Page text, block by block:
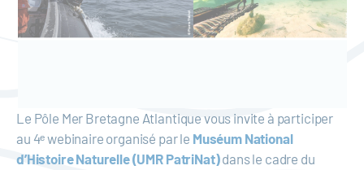
Le Pôle Mer Bretagne Atlantique vous invite à participer
au 4ᵉ webinaire organisé par le Muséum National
d’Histoire Naturelle (UMR PatriNat)dans le cadre du